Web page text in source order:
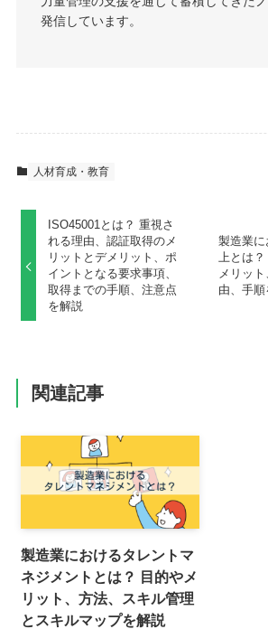
発信しています。
人材育成・教育
ISO45001とは？ 重視さ
れる理由、認証取得のメ
リットとデメリット、ポ
イントとなる要求事項、
取得までの手順、注意点
を解説
製造業に
上とは？
メリッ
由、手
関連記事
製造業におけるタレントマ
ネジメントとは？ 目的やメ
リット、方法、スキル管理
とスキルマップを解説